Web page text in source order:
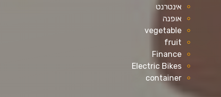
אינטרנט
אופנה
vegetable
fruit
Finance
Electric Bikes
container